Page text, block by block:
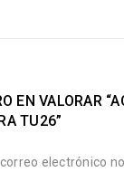
EN VALORAR
TU26”
electrónico